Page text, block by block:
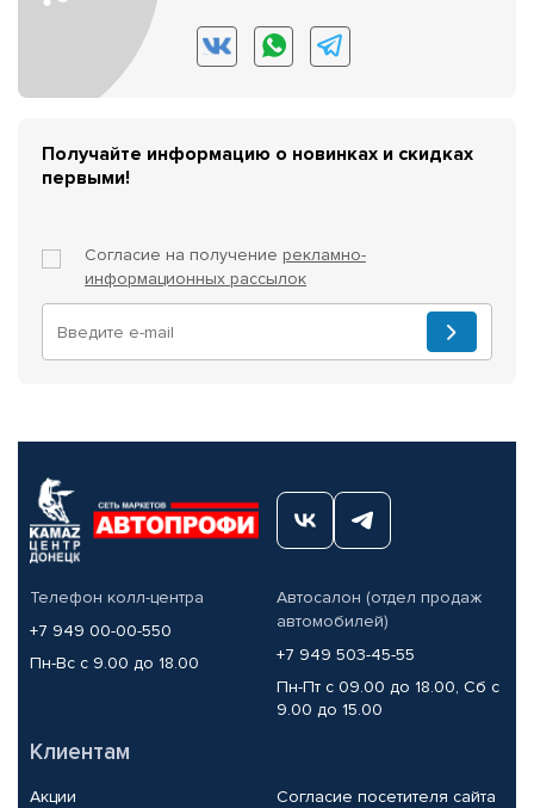
Получайте информацию о новинках и скидках
первыми!
Согласие на получение рекламно-
информационных рассылок
Телефон колл-центра
+7 949 00-00-550
Пн-Вс с 9.00 до 18.00
Автосалон (отдел продаж
автомобилей)
+7 949 503-45-55
Пн-Пт с 09.00 до 18.00, Сб с
9.00 до 15.00
Клиентам
Акции
Согласие посетителя сайта